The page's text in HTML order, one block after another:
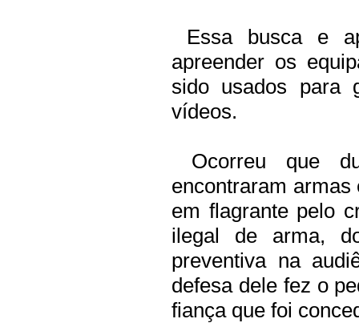
Essa busca e
apreender os
sido usados para
vídeos.
Ocorreu que
encontraram
em flagrante pelo
ilegal de arma,
preventiva na
defesa dele fez o
fiança que foi